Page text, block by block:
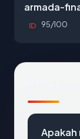
armada-
ID 95/100
Apakah